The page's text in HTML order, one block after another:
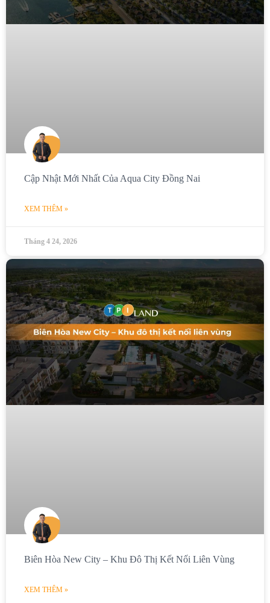
Cập Nhật Mới Nhất Của Aqua City Đồng Nai
XEM THÊM »
Tháng 4 24, 2026
Biên Hòa New City – Khu Đô Thị Kết Nối Liên Vùng
XEM THÊM »